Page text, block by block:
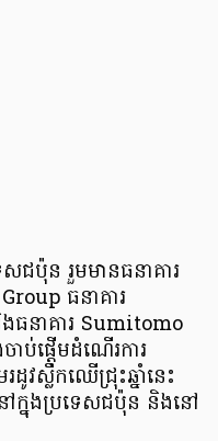
ជប៉ុន រួមមានធនាគារ
ធនាគារ
នាគារ Sumitomo
ផ្តើមដំណើរការ
វស្លឹកឈើជ្រុះឆ្នាំនេះ
ក្នុងប្រទេសជប៉ុន និងនៅ